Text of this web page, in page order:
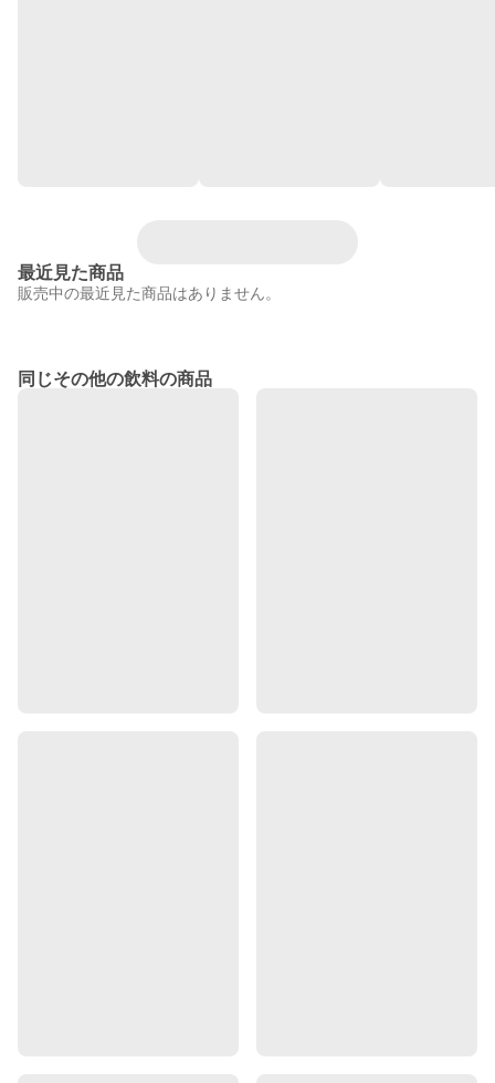
最近見た商品
販売中の最近見た商品はありません。
同じその他の飲料の商品